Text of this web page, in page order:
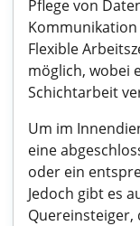
Pflege von
Flexible
möglich, wobei
Schichtarbeit
Um im
eine
oder ein
Jedoch gibt es
Quereinsteiger,